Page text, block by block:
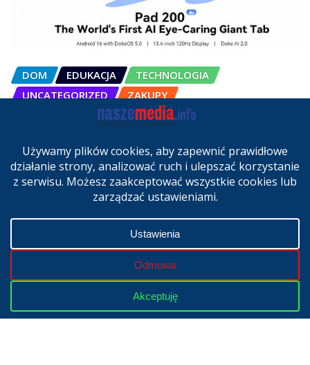
DOM EDUKACJA
TECHNOLOGIA
UNCATEGORIZED
ZAKUPY
OSCAL Pad 200 alternatywą dla
sprzedaży w Polsce
cze 27, 2026